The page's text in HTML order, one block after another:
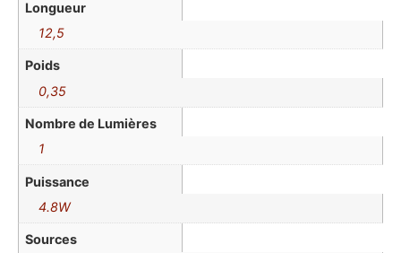
Longueur
12,5
Poids
0,35
Nombre de Lumières
1
Puissance
4.8W
Sources